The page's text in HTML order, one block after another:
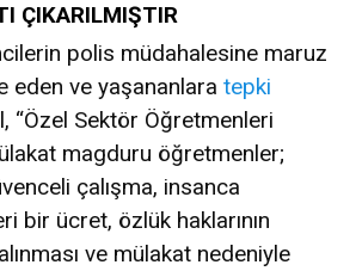
ÇIKARILMIŞTIR
polis müdahalesine maruz
eden ve yaşananlara tepki
“Özel Sektör Öğretmenleri
magduru öğretmenler;
çalışma, insanca
bir ücret, özlük haklarının
ve mülakat nedeniyle